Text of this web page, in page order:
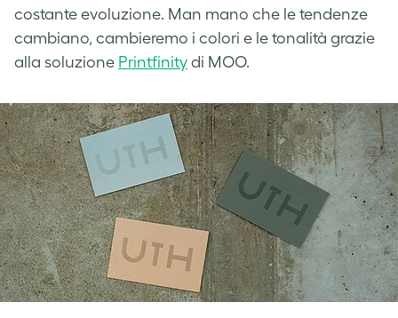
costante evoluzione. Man mano che le tendenze
cambiano, cambieremo i colori e le tonalità grazie
alla soluzione Printfinity di MOO.